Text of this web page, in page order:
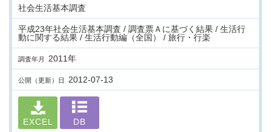
社会生活基本調査
平成23年社会生活基本調査 / 調査票Ａに基づく結果 / 生活行
動に関する結果 / 生活行動編（全国） / 旅行・行楽
調査年月 2011年
公開（更新）日 2012-07-13
EXCEL DB